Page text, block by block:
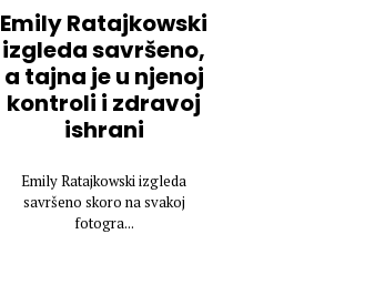
Emily Ratajkowski
izgleda savršeno,
a tajna je u njenoj
kontroli i zdravoj
ishrani
Emily Ratajkowski izgleda
savršeno skoro na svakoj
fotogra...